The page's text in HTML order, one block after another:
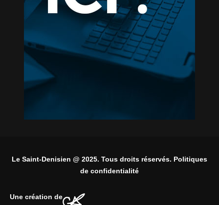
Le Saint-Denisien @ 2025. Tous droits réservés. Politiques
de confidentialité
Une création de